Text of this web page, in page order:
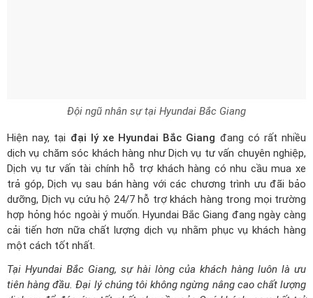
Hiện nay, tạiđại lý xe Hyundai Bắc Giangđang có rất nhiều
Dịch vụ tư vấn tài chính hỗ trợ khách hàng có nhu cầu mua xe
trả góp, Dịch vụ sau bán hàng với các chương trình ưu đãi bảo
dưỡng, Dịch vụ cứu hộ 24/7 hỗ trợ khách hàng trong mọi trường
hợp hỏng hóc ngoài ý muốn. Hyundai Bắc Giang đang ngày càng
cải tiến hơn nữa chất lượng dịch vụ nhằm phục vụ khách hàng
một cách tốt nhất.
Tại Hyundai Bắc Giang, sự hài lòng của khách hàng luôn là ưu
tiên hàng đầu. Đại lý chúng tôi không ngừng nâng cao chất lượng
dịch vụ để đáp ứng tốt nhất nhu cầu của Quý khách, cam kết trở
thành người bạn đồng hành đáng tin cậy trên mọi chặng đường.